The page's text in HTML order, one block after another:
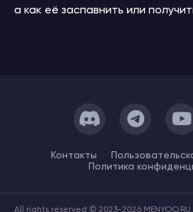
а как её заспавнить или
Контакты
Политика
All rights reserved © 2023-2026 MENYOO.RU